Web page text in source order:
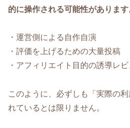
的に操作される可能性があります
・運営側による自作自演
・評価を上げるための大量投稿
・アフィリエイト目的の誘導レ
このように、必ずしも「実際の
れているとは限りません。